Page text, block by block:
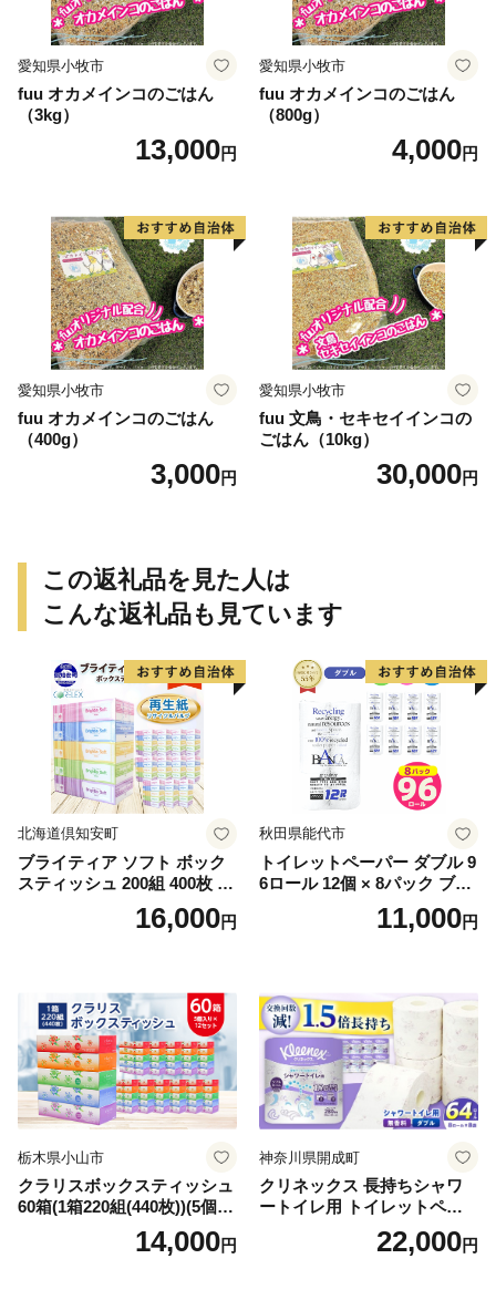
愛知県小牧市
fuu オカメインコのごはん
（3kg）
13,000円
愛知県小牧市
fuu オカメインコのごはん
（800g）
4,000円
愛知県小牧市
fuu オカメインコのごはん
（400g）
3,000円
愛知県小牧市
fuu 文鳥・セキセイインコの
ごはん（10kg）
30,000円
この返礼品を見た人は
こんな返礼品も見ています
北海道倶知安町
ブライティア ソフト ボック
スティッシュ 200組 400枚 60
箱 日本製 まとめ買い ティッ
シュ リサイクル 長持 防災 常
倶知安町 日用品
16,000円
秋田県能代市
トイレットペーパー ダブル 9
6ロール 12個 × 8パック ブラ
ンカ 再生紙 100％ 芯あり 日
用品 消耗品 無香料 生活用品
11,000円
栃木県小山市
クラリスボックスティッシュ
60箱(1箱220組(440枚))(5個入
り×12セット)【1256759】
14,000円
神奈川県開成町
クリネックス 長持ちシャワ
ートイレ用 トイレットペー
パー（ダブル）64ロール(8ロ
ール×8パック) 開成町 トイレ
22,000円